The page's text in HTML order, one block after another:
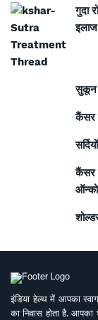
गुदा
सुकून
कैंसर
कैंसर
इंडिया हेल्थ में आपका
का निवास होता है.